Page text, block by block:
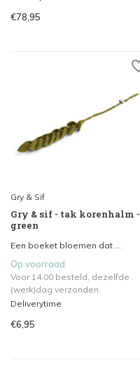
€78,95
Gry & Sif
Gry & sif - tak korenhalm -
green
Een boeket bloemen dat ...
Op voorraad
Voor 14.00 besteld, dezelfde
(werk)dag verzonden.
Deliverytime
€6,95